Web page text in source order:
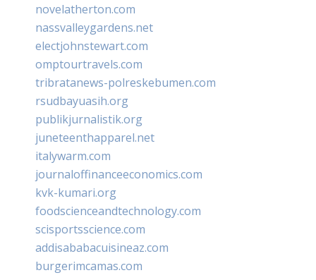
novelatherton.com
nassvalleygardens.net
electjohnstewart.com
omptourtravels.com
tribratanews-polreskebumen.com
rsudbayuasih.org
publikjurnalistik.org
juneteenthapparel.net
italywarm.com
journaloffinanceeconomics.com
kvk-kumari.org
foodscienceandtechnology.com
scisportsscience.com
addisababacuisineaz.com
burgerimcamas.com